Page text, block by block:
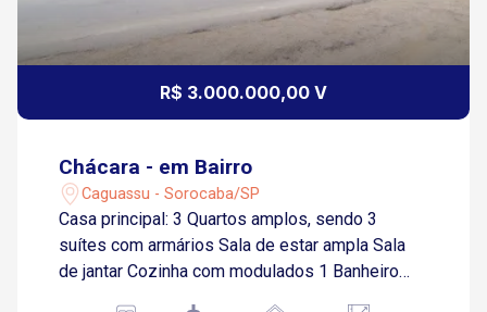
R$ 3.000.000,00 V
Chácara - em Bairro
Caguassu - Sorocaba/SP
Casa principal: 3 Quartos amplos, sendo 3
suítes com armários Sala de estar ampla Sala
de jantar Cozinha com modulados 1 Banheiro